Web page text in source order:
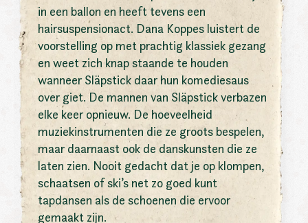
in een ballon en heeft tevens een
hairsuspensionact. Dana Koppes luistert de
voorstelling op met prachtig klassiek gezang
en weet zich knap staande te houden
wanneer Släpstick daar hun komediesaus
over giet. De mannen van Släpstick verbazen
elke keer opnieuw. De hoeveelheid
muziekinstrumenten die ze groots bespelen,
maar daarnaast ook de danskunsten die ze
laten zien. Nooit gedacht dat je op klompen,
schaatsen of ski’s net zo goed kunt
tapdansen als de schoenen die ervoor
gemaakt zijn.